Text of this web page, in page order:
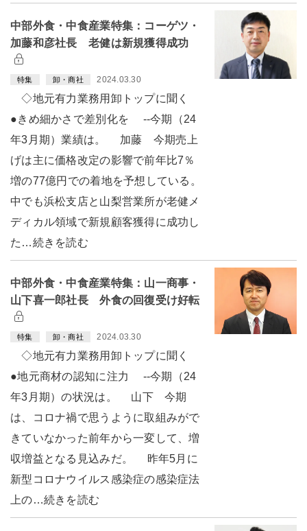
中部外食・中食産業特集：コーゲツ・
加藤和彦社長 老健は新規獲得成功
特集 卸・商社 2024.03.30
◇地元有力業務用卸トップに聞く
●きめ細かさで差別化を --今期（24
年3月期）業績は。 加藤 今期売上
げは主に価格改定の影響で前年比7％
増の77億円での着地を予想している。
中でも浜松支店と山梨営業所が老健メ
ディカル領域で新規顧客獲得に成功し
た…続きを読む
中部外食・中食産業特集：山一商事・
山下喜一郎社長 外食の回復受け好転
特集 卸・商社 2024.03.30
◇地元有力業務用卸トップに聞く
●地元商材の認知に注力 --今期（24
年3月期）の状況は。 山下 今期
は、コロナ禍で思うように取組みがで
きていなかった前年から一変して、増
収増益となる見込みだ。 昨年5月に
新型コロナウイルス感染症の感染症法
上の…続きを読む